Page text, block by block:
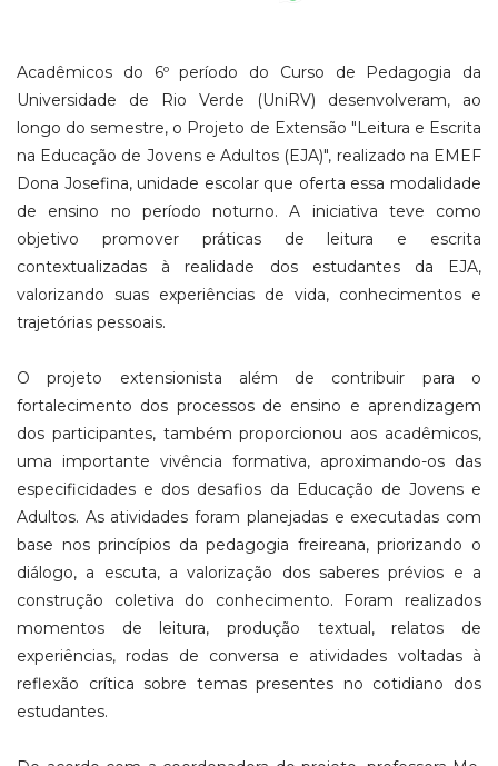
Acadêmicos do 6º período do Curso de Pedagogia da
Universidade de Rio Verde (UniRV) desenvolveram, ao
longo do semestre, o Projeto de Extensão "Leitura e Escrita
na Educação de Jovens e Adultos (EJA)", realizado na EMEF
Dona Josefina, unidade escolar que oferta essa modalidade
de ensino no período noturno. A iniciativa teve como
objetivo promover práticas de leitura e escrita
contextualizadas à realidade dos estudantes da EJA,
valorizando suas experiências de vida, conhecimentos e
trajetórias pessoais.
O projeto extensionista além de contribuir para o
fortalecimento dos processos de ensino e aprendizagem
dos participantes, também proporcionou aos acadêmicos,
uma importante vivência formativa, aproximando-os das
especificidades e dos desafios da Educação de Jovens e
Adultos. As atividades foram planejadas e executadas com
base nos princípios da pedagogia freireana, priorizando o
diálogo, a escuta, a valorização dos saberes prévios e a
construção coletiva do conhecimento. Foram realizados
momentos de leitura, produção textual, relatos de
experiências, rodas de conversa e atividades voltadas à
reflexão crítica sobre temas presentes no cotidiano dos
estudantes.